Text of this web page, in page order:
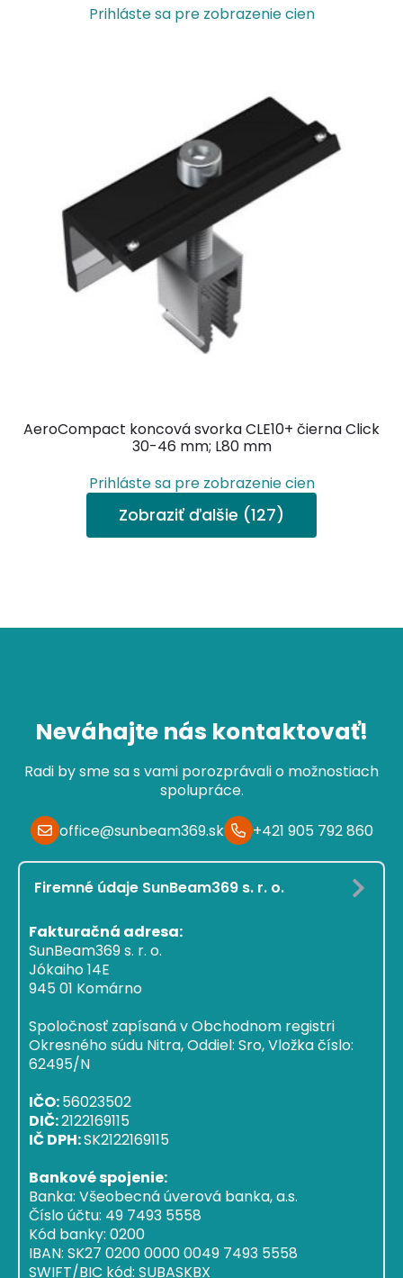
Prihláste sa pre zobrazenie cien
AeroCompact koncová svorka CLE10+ čierna Click
30-46 mm; L80 mm
Prihláste sa pre zobrazenie cien
Zobraziť ďalšie (127)
Neváhajte nás kontaktovať!
Radi by sme sa s vami porozprávali o možnostiach
spolupráce.
office@sunbeam369.sk
+421 905 792 860
Firemné údaje SunBeam369 s. r. o.
Fakturačná adresa:
SunBeam369 s. r. o.
Jókaiho 14E
945 01 Komárno
Spoločnosť zapísaná v Obchodnom registri
Okresného súdu Nitra, Oddiel: Sro, Vložka číslo:
62495/N
IČO:56023502
DIČ:2122169115
IČ DPH:SK2122169115
Bankové spojenie:
Banka: Všeobecná úverová banka, a.s.
Číslo účtu: 49 7493 5558
Kód banky: 0200
IBAN: SK27 0200 0000 0049 7493 5558
SWIFT/BIC kód: SUBASKBX